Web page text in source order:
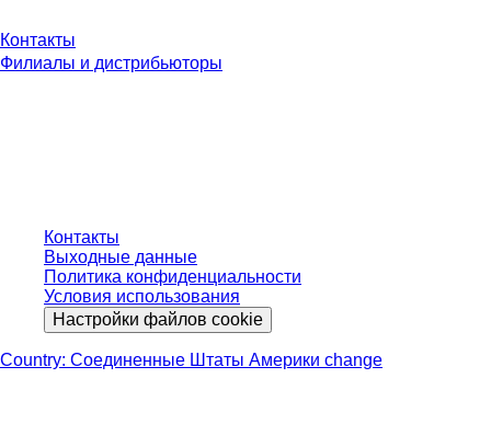
Контакты
Филиалы и дистрибьюторы
Контакты
Выходные данные
Политика конфиденциальности
Условия использования
Настройки файлов cookie
Country: Соединенные Штаты Америки change